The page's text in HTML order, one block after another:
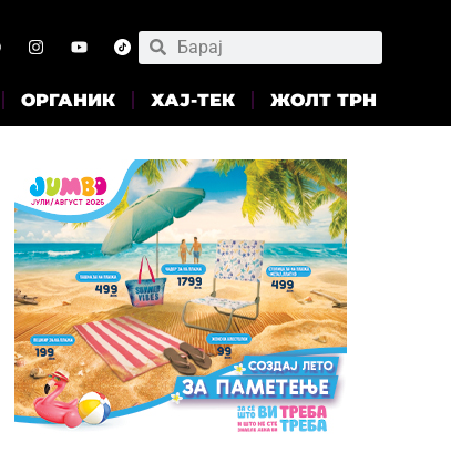
ОРГАНИК ХАЈ-ТЕК ЖОЛТ ТРН